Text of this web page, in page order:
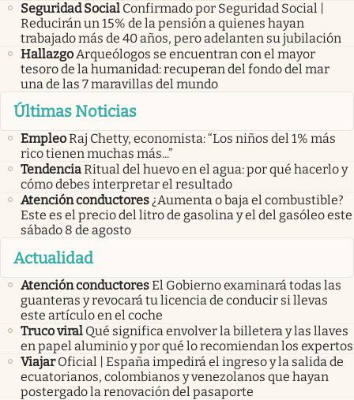
Seguridad Social Confirmado por Seguridad Social |
Reducirán un 15% de la pensión a quienes hayan
trabajado más de 40 años, pero adelanten su jubilación
HallazgoArqueólogos se encuentran con el mayor
tesoro de la humanidad: recuperan del fondo del mar
una de las 7 maravillas del mundo
Últimas Noticias
EmpleoRaj Chetty, economista: “Los niños del 1% más
rico tienen muchas más...”
TendenciaRitual del huevo en el agua: por qué hacerlo y
cómo debes interpretar el resultado
Atención conductores¿Aumenta o baja el combustible?
Este es el precio del litro de gasolina y el del gasóleo este
sábado 8 de agosto
Actualidad
Atención conductoresEl Gobierno examinará todas las
guanteras y revocará tu licencia de conducir si llevas
este artículo en el coche
Truco viral Qué significa envolver la billetera y las llaves
en papel aluminio y por qué lo recomiendan los expertos
Viajar Oficial | España impedirá el ingreso y la salida de
ecuatorianos, colombianos y venezolanos que hayan
postergado la renovación del pasaporte